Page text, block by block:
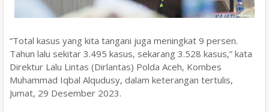
“Total kasus yang kita tangani juga meningkat 9 persen.
Tahun lalu sekitar 3.495 kasus, sekarang 3.528 kasus,” kata
Direktur Lalu Lintas (Dirlantas) Polda Aceh, Kombes
Muhammad Iqbal Alqudusy, dalam keterangan tertulis,
Jumat, 29 Desember 2023.